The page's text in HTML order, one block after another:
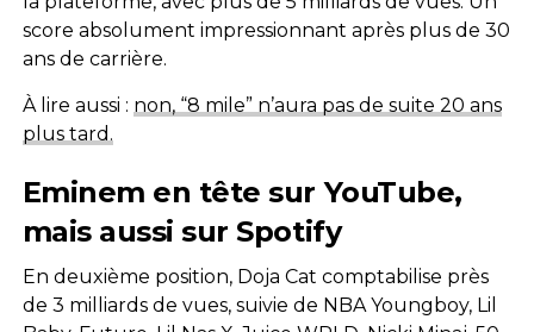
score absolument impressionnant après plus de 30
ans de carrière.
À lire aussi : non, “8 mile” n’aura pas de suite 20 ans
plus tard.
Eminem en tête sur YouTube,
mais aussi sur Spotify
En deuxième position, Doja Cat comptabilise près
de 3 milliards de vues, suivie de NBA Youngboy, Lil